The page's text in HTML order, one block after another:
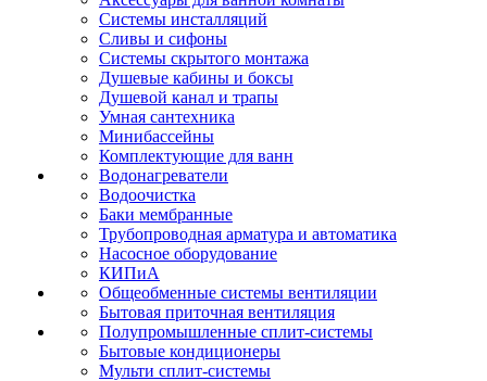
Системы инсталляций
Сливы и сифоны
Системы скрытого монтажа
Душевые кабины и боксы
Душевой канал и трапы
Умная сантехника
Минибассейны
Комплектующие для ванн
Водонагреватели
Водоочистка
Баки мембранные
Трубопроводная арматура и автоматика
Насосное оборудование
КИПиА
Общеобменные системы вентиляции
Бытовая приточная вентиляция
Полупромышленные сплит-системы
Бытовые кондиционеры
Мульти сплит-системы